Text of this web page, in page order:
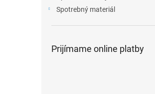
Spotrebný materiál
Prijímame online platby